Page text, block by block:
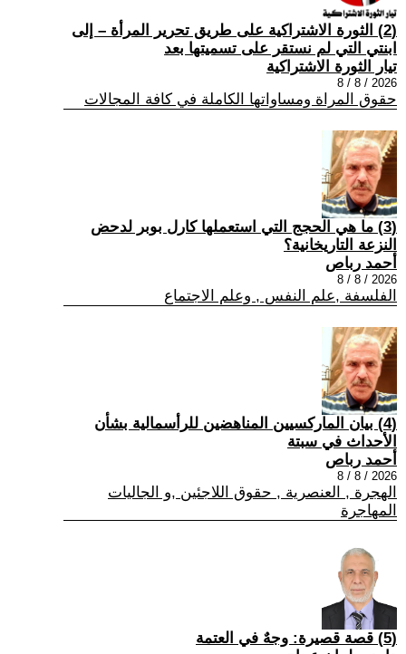
(2) الثورة الاشتراكية على طريق تحرير المرأة – إلى
ابنتي التي لم نستقر على تسميتها بعد
تيار الثورة الاشتراكية
2026 / 8 / 8
حقوق المراة ومساواتها الكاملة في كافة المجالات
(3) ما هي الحجج التي استعملها كارل بوبر لدحض
النزعة التاريخانية؟
أحمد رباص
2026 / 8 / 8
الفلسفة ,علم النفس , وعلم الاجتماع
(4) بيان الماركسيين المناهضين للرأسمالية بشأن
الأحداث في سبتة
أحمد رباص
2026 / 8 / 8
الهجرة , العنصرية , حقوق اللاجئين ,و الجاليات
المهاجرة
(5) قصة قصيرة: وجهٌ في العتمة